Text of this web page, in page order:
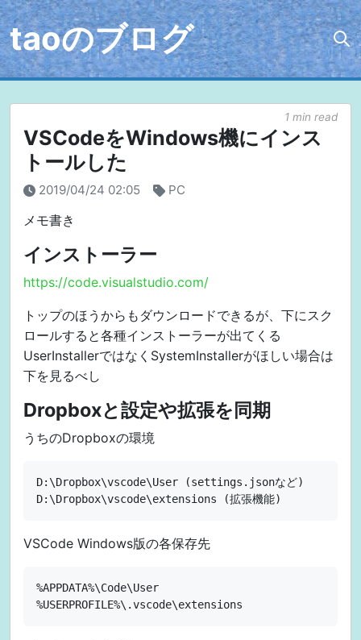
taoのブログ
1 min read
VSCodeをWindows機にインス
トールした
2019/04/24 02:05 PC
メモ書き
インストーラー
https://code.visualstudio.com/
トップのほうからもダウンロードできるが、下にスク
ロールすると各種インストーラーが出てくる
UserInstallerではなくSystemInstallerがほしい場合は
下を見るべし
Dropboxと設定や拡張を同期
うちのDropboxの環境
D:\Dropbox\vscode\User (settings.jsonなど)
VSCode Windows版の各保存先
%APPDATA%\Code\User